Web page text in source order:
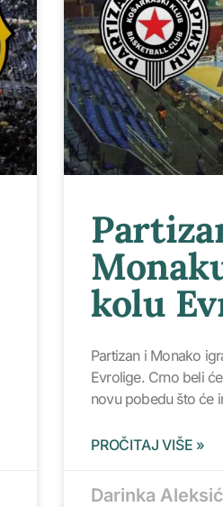
kolu
Partizan i Monako
Evrolige. Crno beli
novu pobedu što će
PROČITAJ VIŠE »
Darinka Aleksić